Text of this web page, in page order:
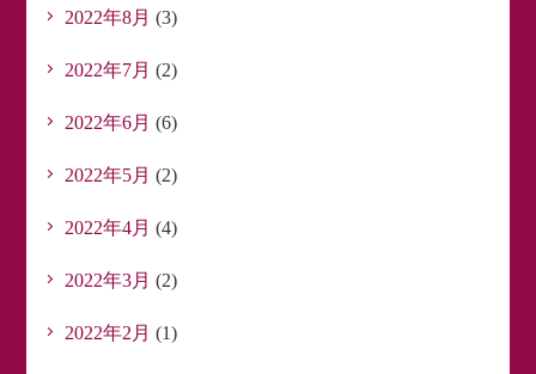
2022年8月 (3)
2022年7月 (2)
2022年6月 (6)
2022年5月 (2)
2022年4月 (4)
2022年3月 (2)
2022年2月 (1)